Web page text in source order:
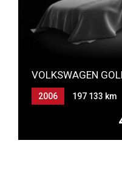
2006 197 133 km